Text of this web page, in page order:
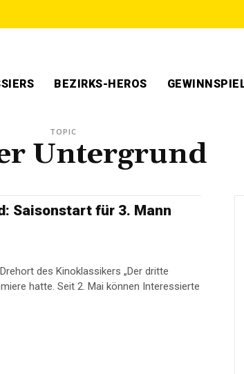
BEZIRKS-HEROS
TOPIC
Untergrund
Saisonstart für 3. Mann
des Kinoklassikers „Der dritte
hatte. Seit 2. Mai können Interessierte